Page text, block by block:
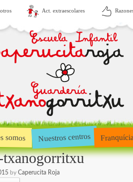
Act. extraescolares
somos Nuestros centros
by Caperucita Roja